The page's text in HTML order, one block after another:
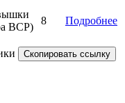
ВСР)
8 Подробнее
Скопировать ссылку